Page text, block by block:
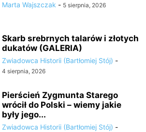
Marta Wajszczak - 5 sierpnia, 2026
Skarb srebrnych talarów i złotych
dukatów (GALERIA)
Zwiadowca Historii (Bartłomiej Stój) -
4 sierpnia, 2026
Pierścień Zygmunta Starego
wrócił do Polski – wiemy jakie
były jego...
Zwiadowca Historii (Bartłomiej Stój) -